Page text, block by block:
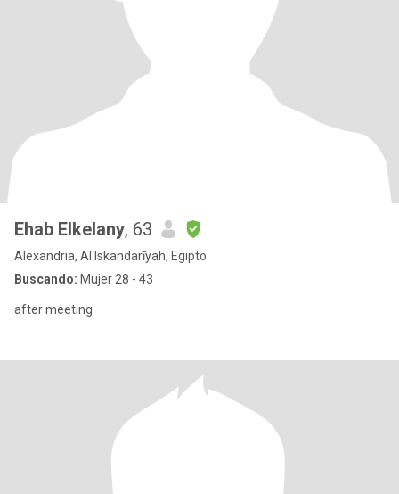
Ehab Elkelany, 63
Alexandria, Al Iskandarīyah, Egipto
Buscando: Mujer 28 - 43
after meeting